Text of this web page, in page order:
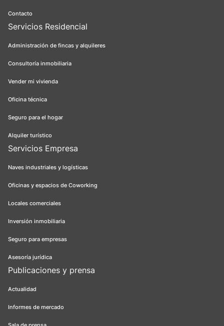
Contacto
Servicios Residencial
Administración de fincas y alquileres
Consultoría inmobiliaria
Vender mi vivienda
Oficina técnica
Seguro para el hogar
Alquiler turístico
Servicios Empresa
Naves industriales y logísticas
Oficinas y espacios de Coworking
Locales comerciales
Inversión inmobiliaria
Seguro para empresas
Asesoría jurídica
Publicaciones y prensa
Actualidad
Informes de mercado